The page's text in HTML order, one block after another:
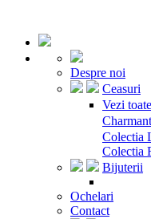
Despre noi
Ceasuri
Vezi
Charmant
Colectia
Colectia
Bijuterii
Ochelari
Contact